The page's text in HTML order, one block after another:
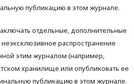
публикацию в этом журнале.
отдельные, дополнительные
распространение
этим журналом (например,
хранилище или опубликовать ее
публикацию в этом журнале.